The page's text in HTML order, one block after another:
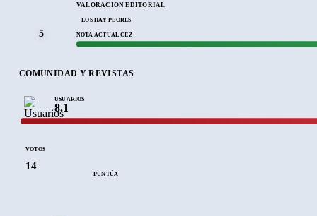
5
VALORACIÓN EDITORIAL
LOS HAY PEORES
NOTA ACTUAL CEZ
COMUNIDAD Y REVISTAS
USUARIOS
8.1
VOTOS
14
PUNTÚA